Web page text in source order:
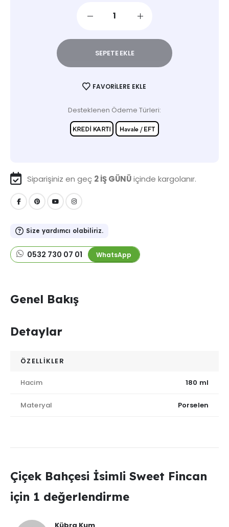
SEPETE EKLE
FAVORILERE EKLE
Desteklenen Ödeme Türleri:
Siparişiniz en geç 2 İŞ GÜNÜiçinde kargolanır.
Size yardımcı olabiliriz.
0532 730 07 01 WhatsApp
Genel Bakış
Detaylar
ÖZELLİKLER
Hacim 180 ml
Materyal Porselen
Çiçek Bahçesi İsimli Sweet Fincan
için 1 değerlendirme